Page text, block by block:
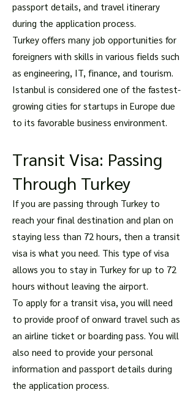
passport details, and travel itinerary
during the application process.
Turkey offers many job opportunities for
foreigners with skills in various fields such
as engineering, IT, finance, and tourism.
Istanbul is considered one of the fastest-
growing cities for startups in Europe due
to its favorable business environment.
Transit Visa: Passing
Through Turkey
If you are passing through Turkey to
reach your final destination and plan on
staying less than 72 hours, then a transit
visa is what you need. This type of visa
allows you to stay in Turkey for up to 72
hours without leaving the airport.
To apply for a transit visa, you will need
to provide proof of onward travel such as
an airline ticket or boarding pass. You will
also need to provide your personal
information and passport details during
the application process.